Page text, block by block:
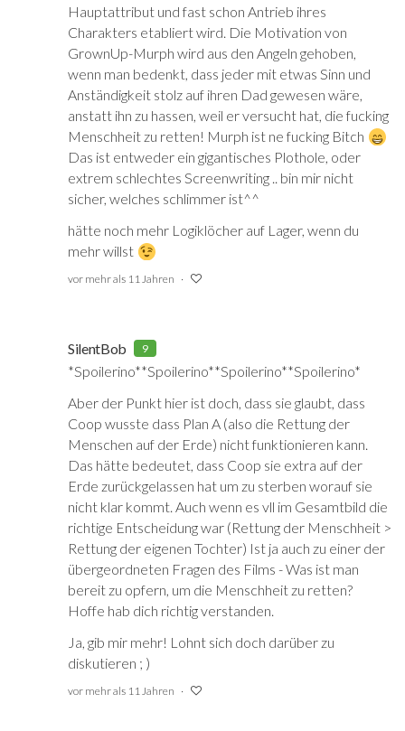
Hauptattribut und fast schon Antrieb ihres
Charakters etabliert wird. Die Motivation von
GrownUp-Murph wird aus den Angeln gehoben,
wenn man bedenkt, dass jeder mit etwas Sinn und
Anständigkeit stolz auf ihren Dad gewesen wäre,
anstatt ihn zu hassen, weil er versucht hat, die fucking
Menschheit zu retten! Murph ist ne fucking Bitch
Das ist entweder ein gigantisches Plothole, oder
extrem schlechtes Screenwriting .. bin mir nicht
sicher, welches schlimmer ist^^
hätte noch mehr Logiklöcher auf Lager, wenn du
mehr willst
vor mehr als 11 Jahren
SilentBob 9
*Spoilerino**Spoilerino**Spoilerino**Spoilerino*
Aber der Punkt hier ist doch, dass sie glaubt, dass
Coop wusste dass Plan A (also die Rettung der
Menschen auf der Erde) nicht funktionieren kann.
Das hätte bedeutet, dass Coop sie extra auf der
Erde zurückgelassen hat um zu sterben worauf sie
nicht klar kommt. Auch wenn es vll im Gesamtbild die
richtige Entscheidung war (Rettung der Menschheit >
Rettung der eigenen Tochter) Ist ja auch zu einer der
übergeordneten Fragen des Films - Was ist man
bereit zu opfern, um die Menschheit zu retten?
Hoffe hab dich richtig verstanden.
Ja, gib mir mehr! Lohnt sich doch darüber zu
diskutieren ; )
vor mehr als 11 Jahren